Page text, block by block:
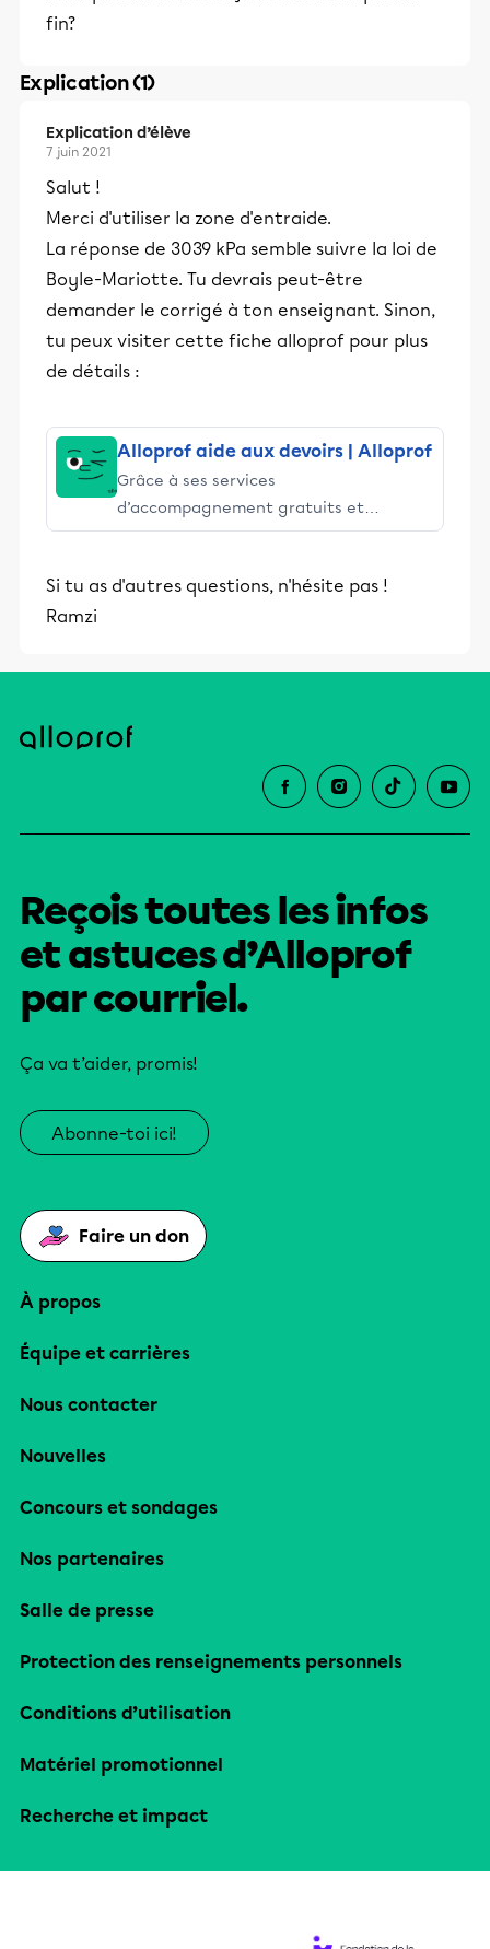
fin?
Explication (1)
Explication d’élève
7 juin 2021
Salut !
Merci d'utiliser la zone d'entraide.
La réponse de 3039 kPa semble suivre la loi de
Boyle-Mariotte. Tu devrais peut-être
demander le corrigé à ton enseignant. Sinon,
tu peux visiter cette fiche alloprof pour plus
de détails :
Alloprof aide aux devoirs | Alloprof
Grâce à ses services
d’accompagnement gratuits et
stimulants, Alloprof engage les élèves
éducative.
Si tu as d'autres questions, n'hésite pas !
Ramzi
Reçois toutes les infos
et astuces d’Alloprof
par courriel.
Ça va t’aider, promis!
Abonne-toi ici!
Faire un don
À propos
Équipe et carrières
Nous contacter
Nouvelles
Concours et sondages
Nos partenaires
Salle de presse
Protection des renseignements personnels
Conditions d’utilisation
Matériel promotionnel
Recherche et impact